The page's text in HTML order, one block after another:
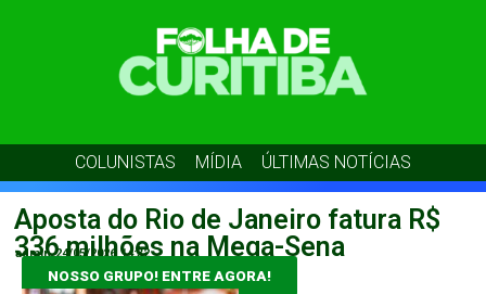
COLUNISTAS MÍDIA ÚLTIMAS NOTÍCIAS
Aposta do Rio de Janeiro fatura R$
336 milhões na Mega-Sena
admin 24/05/2026 14:32
NOSSO GRUPO! ENTRE AGORA!